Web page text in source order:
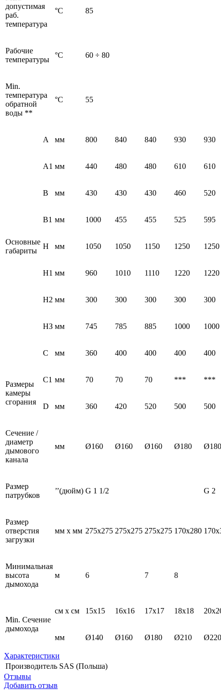
допустимая
раб.
температура
°C 85
Рабочие
температуры
°C 60 ÷ 80
Min.
температура
обратной
воды **
°C 55
Основные
габариты
А мм 800 840 840 930 930
А1 мм 440 480 480 610 610
В мм 430 430 430 460 520
В1 мм 1000 455 455 525 595
Н мм 1050 1050 1150 1250 1250
Н1 мм 960 1010 1110 1220 1220
Н2 мм 300 300 300 300 300
НЗ мм 745 785 885 1000 1000
С мм 360 400 400 400 400
Размеры
камеры
сгорания
С1 мм 70 70 70 *** ***
D мм 360 420 520 500 500
Сечение /
диаметр
дымового
канала
мм Ø160 Ø160 Ø160 Ø180 Ø180
Размер
патрубков
’’(дюйм) G 1 1/2 G 2
Размер
отверстия
загрузки
мм х мм 275x275 275x275 275x275 170x280
Минимальная
высота
дымохода
м 6 7 8
Min. Сечение
дымохода
см х см 15x15 16x16 17x17 18x18
мм Ø140 Ø160 Ø180 Ø210 Ø220
Характеристики
Производитель SAS (Польша)
Отзывы
Добавить отзыв